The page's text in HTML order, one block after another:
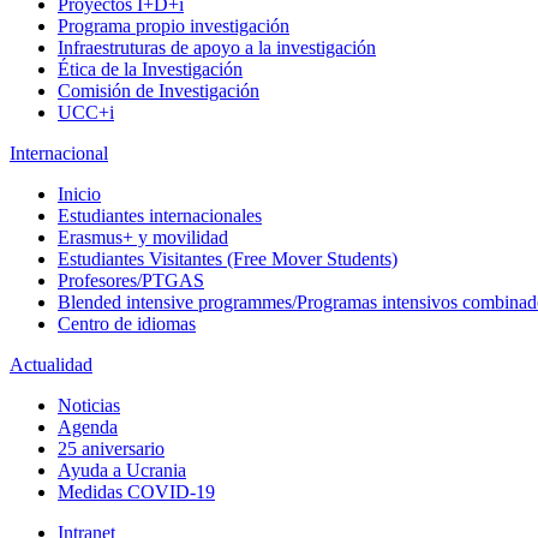
Proyectos I+D+i
Programa propio investigación
Infraestruturas de apoyo a la investigación
Ética de la Investigación
Comisión de Investigación
UCC+i
Internacional
Inicio
Estudiantes internacionales
Erasmus+ y movilidad
Estudiantes Visitantes (Free Mover Students)
Profesores/PTGAS
Blended intensive programmes/Programas intensivos
Centro de idiomas
Actualidad
Noticias
Agenda
25 aniversario
Ayuda a Ucrania
Medidas COVID-19
Intranet